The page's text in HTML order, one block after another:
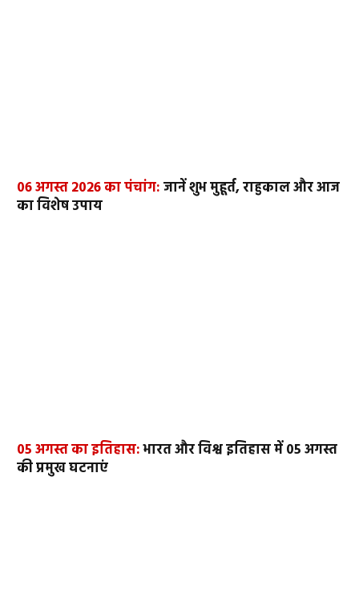
06 अगस्त 2026 का पंचांग:जानें शुभ मुहूर्त, राहुकाल और आज
का विशेष उपाय
05 अगस्त का इतिहास:भारत और विश्व इतिहास में 05 अगस्त
की प्रमुख घटनाएं